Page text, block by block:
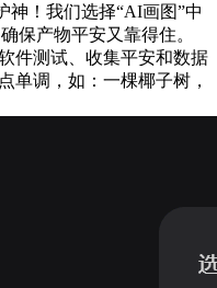
神！我们选择“AI画图”中
保产物平安又靠得住。
件测试、收集平安和数据
单调，如：一棵椰子树，